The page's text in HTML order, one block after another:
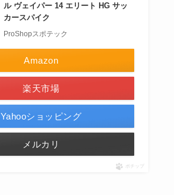
ル ヴェイパー 14 エリート HG サッ
カースパイク
ProShopスポテック
Amazon
楽天市場
Yahooショッピング
メルカリ
ポチップ